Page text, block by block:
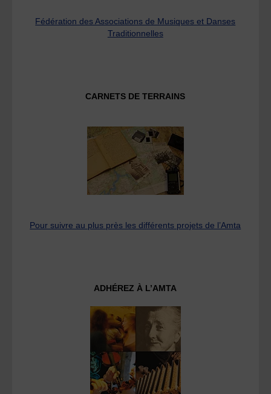
Fédération des Associations de Musiques et Danses
Traditionnelles
CARNETS DE TERRAINS
Pour suivre au plus près les différents projets de l’Amta
ADHÉREZ À L’AMTA